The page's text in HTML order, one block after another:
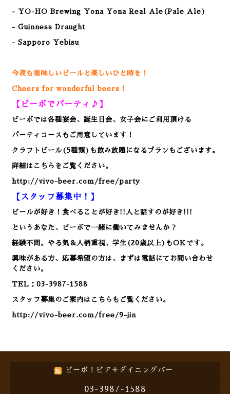
- YO-HO Brewing Yona Yona Real Ale(Pale Ale)
- Guinness Draught
- Sapporo Yebisu
今夜も美味しいビールと楽しいひと時を！
Cheers for wonderful beers！
【ビーボでパーティ♪】
ビーボでは各種宴会、誕生日会、女子会にご利用頂ける
パーティコースもご用意しています！
クラフトビール(5種類)も飲み放題になるプランもございます。
詳細はこちらをご覧ください。
http://vivo-beer.com/free/party
【スタッフ募集中！】
ビールが好き！食べることが好き!!人と話すのが好き!!!
というあなた、ビーボで一緒に働いてみませんか？
経験不問。やる気＆人柄重視、学生(20歳以上)もOKです。
興味がある方、応募希望の方は、まずは電話にてお問い合わせ
ください。
TEL：03-3987-1588
スタッフ募集のご案内はこちらもご覧ください。
http://vivo-beer.com/free/9-jin
ビーボ！ビア＋ダイニングバー
03-3987-1588